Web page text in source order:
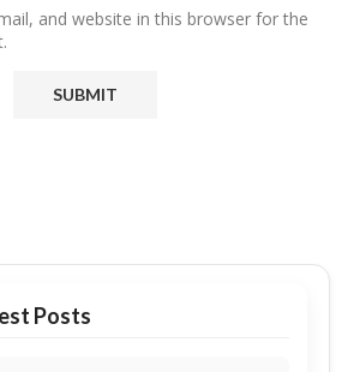
and website in this browser for the
Posts